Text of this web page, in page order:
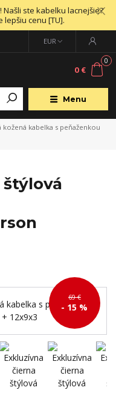
ste kabelku lacnejšie?
lepšiu cenu [TU].
Menu
EUR
0
0 €
kožená kabelka s peňaženkou
69 €
- 15 %